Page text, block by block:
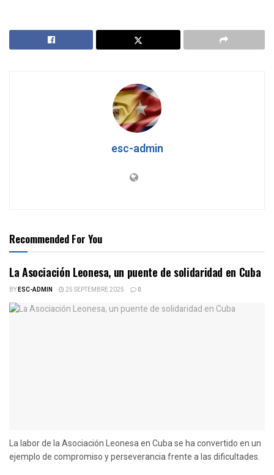
esc-admin
Recommended For You
La Asociación Leonesa, un puente de solidaridad en Cuba
BYESC-ADMIN 25 SEPTEMBRE 2025 0
La labor de la Asociación Leonesa en Cuba se ha convertido en un
ejemplo de compromiso y perseverancia frente a las dificultades.